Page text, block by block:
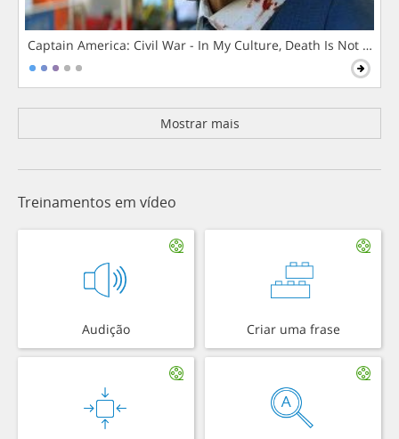
Captain America: Civil War - In My Culture, Death Is Not The
Mostrar mais
Treinamentos em vídeo
Audição Criar uma frase